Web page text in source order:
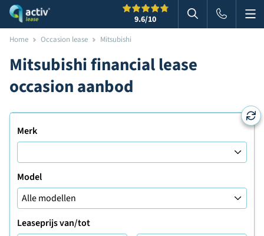
9.6/10 Zoeken in
Home Occasion lease Mitsubishi
Mitsubishi financial lease
occasion aanbod
Merk
Model
Leaseprijs van/tot